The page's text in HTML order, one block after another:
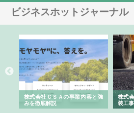
ビジネスホットジャーナル
がける舗
ホクシン設備株式会社が手がけ
る給排水空調消火設備工事の実
績と強み